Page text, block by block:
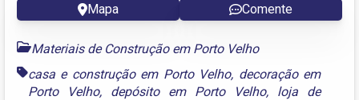
Mapa Comente
Materiais de Construção em Porto Velho
casa e construção em Porto Velho, decoração em
Porto Velho, depósito em Porto Velho, loja de